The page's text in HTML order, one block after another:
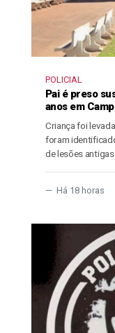
POLICIAL
Pai é preso
anos em
Criança foi
foram
de lesões antigas
Há 18 horas